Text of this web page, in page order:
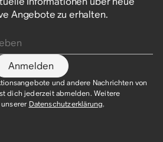
Angebote zu erhalten.
Anmelden
und andere Nachrichten von
dich jederzeit abmelden. Weitere
Datenschutzerklärung.​